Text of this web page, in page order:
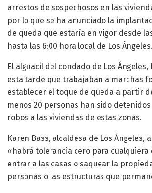
arrestos de sospechosos en las
por lo que se ha anunciado la
de queda que estaría en vigor desde
hasta las 6:00 hora local de Los Ángeles.
El alguacil del condado de Los
esta tarde que trabajaban a marchas
establecer el toque de queda a partir
menos 20 personas han sido
robos a las viviendas de estas zonas.
Karen Bass, alcaldesa de Los Ángeles,
«habrá tolerancia cero para cualquiera
entrar a las casas o saquear la
personas o las estructuras que